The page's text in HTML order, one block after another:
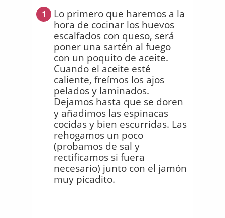
1
Lo primero que haremos a la
hora de cocinar los huevos
escalfados con queso, será
poner una sartén al fuego
con un poquito de aceite.
Cuando el aceite esté
caliente, freímos los ajos
pelados y laminados.
Dejamos hasta que se doren
y añadimos las espinacas
cocidas y bien escurridas. Las
rehogamos un poco
(probamos de sal y
rectificamos si fuera
necesario) junto con el jamón
muy picadito.